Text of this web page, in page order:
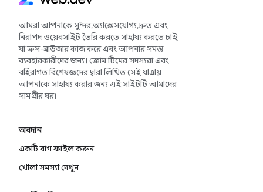
আমরা আপনাকে সুন্দর, অ্যাক্সেসযোগ্য, দ্রুত এবং
নিরাপদ ওয়েবসাইট তৈরি করতে সাহায্য করতে চাই
যা ক্রস-ব্রাউজার কাজ করে এবং আপনার সমস্ত
ব্যবহারকারীদের জন্য। ক্রোম টিমের সদস্যরা এবং
বহিরাগত বিশেষজ্ঞদের দ্বারা লিখিত সেই যাত্রায়
আপনাকে সাহায্য করার জন্য এই সাইটটি আমাদের
সামগ্রীর ঘর৷
অবদান
একটি বাগ ফাইল করুন
খোলা সমস্যা দেখুন